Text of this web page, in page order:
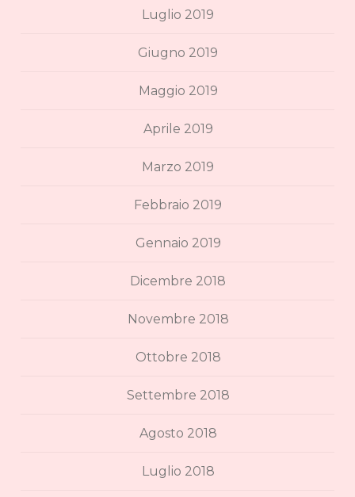
Luglio 2019
Giugno 2019
Maggio 2019
Aprile 2019
Marzo 2019
Febbraio 2019
Gennaio 2019
Dicembre 2018
Novembre 2018
Ottobre 2018
Settembre 2018
Agosto 2018
Luglio 2018